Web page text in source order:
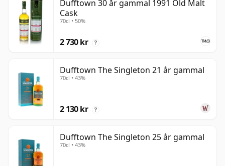
Dufftown 30 år gammal 1991 Old Malt
Cask
70cl • 50%
2 730 kr ?
Dufftown The Singleton 21 år gammal
70cl • 43%
2 130 kr ?
Dufftown The Singleton 25 år gammal
70cl • 43%